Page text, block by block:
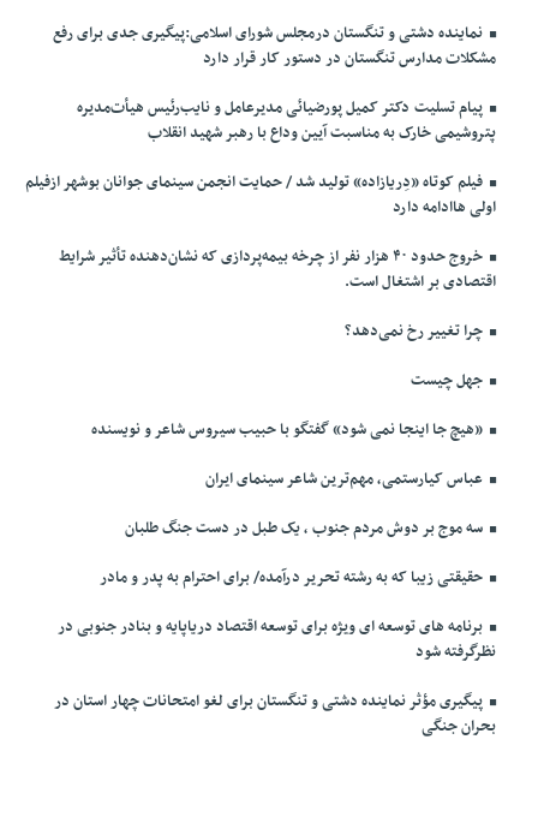
نماینده دشتی و تنگستان درمجلس شورای اسلامی:پیگیری جدی برای رفع
مشکلات مدارس تنگستان در دستور کار قرار دارد
پیام تسلیت دکتر کمیل پورضیائی مدیرعامل و نایب‌رئیس هیأت‌مدیره
پتروشیمی خارک به مناسبت آیین وداع با رهبر شهید انقلاب
فیلم کوتاه «دِریازاده» تولید شد / حمایت انجمن سینمای جوانان بوشهر ازفیلم
اولی هاادامه دارد
خروج حدود ۴۰ هزار نفر از چرخه بیمه‌پردازی که نشان‌دهنده تأثیر شرایط
اقتصادی بر اشتغال است.
چرا تغییر رخ نمی‌دهد؟
جهل چیست
«هیچ جا اینجا نمی شود» گفتگو با حبیب سیروس شاعر و نویسنده
عباس کیارستمی، مهم‌ترین شاعر سینمای ایران
سه موج بر دوش مردم جنوب ، یک طبل در دست جنگ طلبان
حقیقتی زیبا که به رشته تحریر درآمده/ برای احترام به پدر و مادر
برنامه های توسعه ای ویژه برای توسعه اقتصاد دریاپایه و بنادر جنوبی در
نظرگرفته شود
پیگیری مؤثر نماینده دشتی و تنگستان برای لغو امتحانات چهار استان در
بحران جنگی